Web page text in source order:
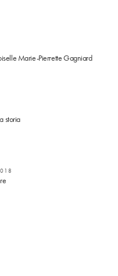
Marie-Pierrette Gagniard
storia